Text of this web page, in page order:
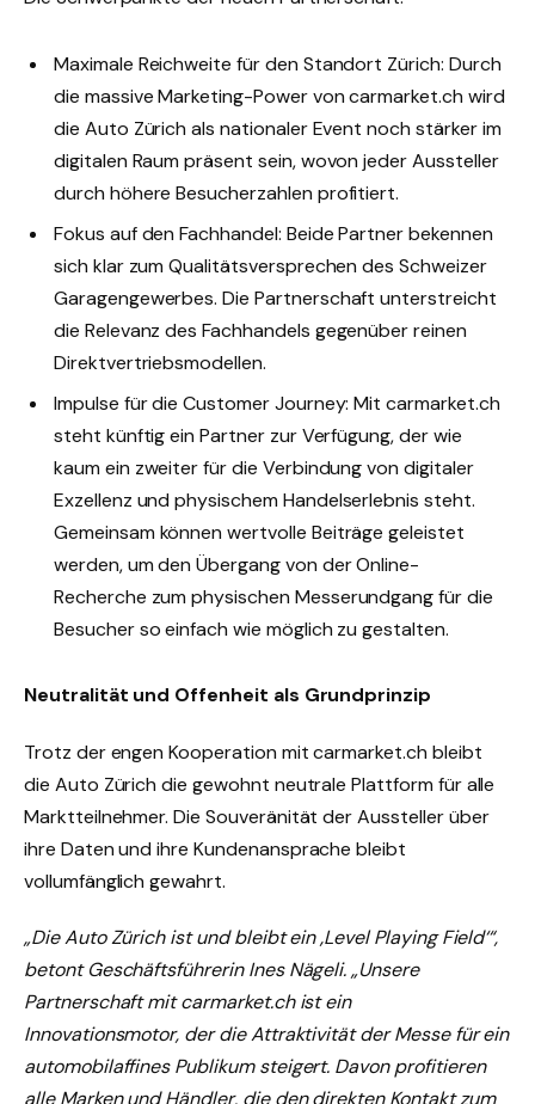
Maximale Reichweite für den Standort Zürich: Durch
die massive Marketing-Power von carmarket.ch wird
die Auto Zürich als nationaler Event noch stärker im
digitalen Raum präsent sein, wovon jeder Aussteller
durch höhere Besucherzahlen profitiert.
Fokus auf den Fachhandel: Beide Partner bekennen
sich klar zum Qualitätsversprechen des Schweizer
Garagengewerbes. Die Partnerschaft unterstreicht
die Relevanz des Fachhandels gegenüber reinen
Direktvertriebsmodellen.
Impulse für die Customer Journey: Mit carmarket.ch
steht künftig ein Partner zur Verfügung, der wie
kaum ein zweiter für die Verbindung von digitaler
Exzellenz und physischem Handelserlebnis steht.
Gemeinsam können wertvolle Beiträge geleistet
werden, um den Übergang von der Online-
Recherche zum physischen Messerundgang für die
Besucher so einfach wie möglich zu gestalten.
Neutralität und Offenheit als Grundprinzip
Trotz der engen Kooperation mit carmarket.ch bleibt
die Auto Zürich die gewohnt neutrale Plattform für alle
Marktteilnehmer. Die Souveränität der Aussteller über
ihre Daten und ihre Kundenansprache bleibt
vollumfänglich gewahrt.
„Die Auto Zürich ist und bleibt ein ‚Level Playing Field‘“,
betont Geschäftsführerin Ines Nägeli. „Unsere
Partnerschaft mit carmarket.ch ist ein
Innovationsmotor, der die Attraktivität der Messe für ein
automobilaffines Publikum steigert. Davon profitieren